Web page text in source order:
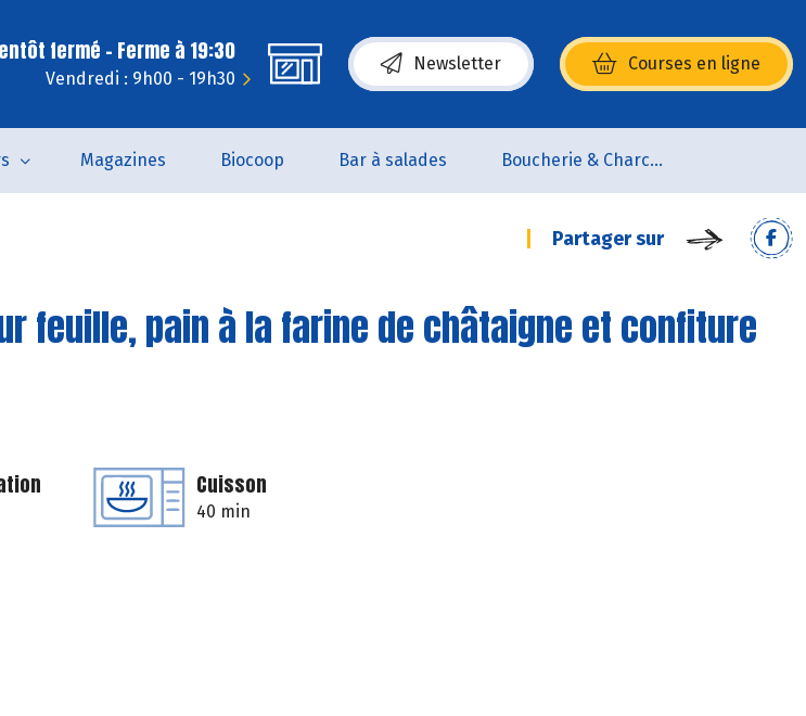
fermé - Ferme à 19:30
Vendredi : 9h00 - 19h30
Newsletter Courses en ligne
(s’ouvre dans une nouvelle fenêtre)
Magazines Biocoop Bar à salades Boucherie & Charcuterie
Partager sur
feuille, pain à la farine de châtaigne et confiture
Cuisson
40 min